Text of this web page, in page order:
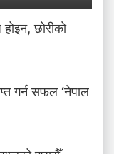
छाेरीकाे
गर्न सफल ‘नेपाल